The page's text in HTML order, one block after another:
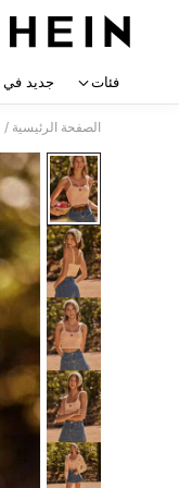
فئات جديد في
الصفحة الرئيسية /